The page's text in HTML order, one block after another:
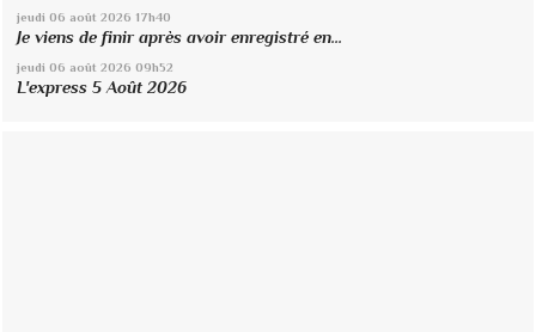
jeudi 06 août 2026 17h40
Je viens de finir après avoir enregistré en...
jeudi 06 août 2026 09h52
L'express 5 Août 2026